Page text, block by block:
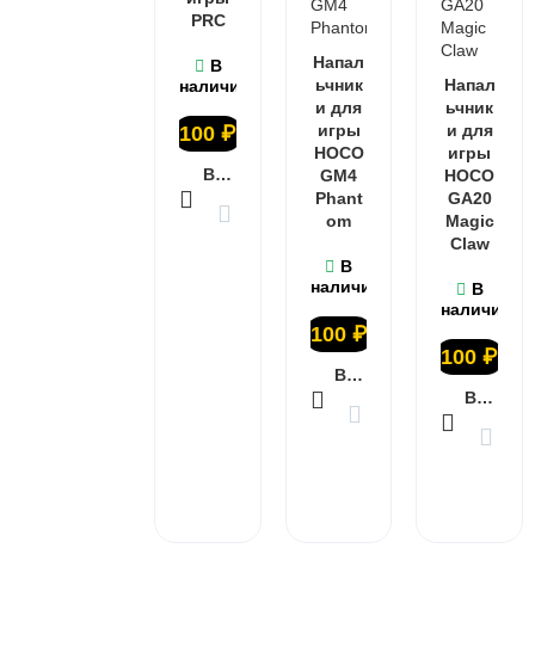
PRC
В
наличии
100₽
В КОРЗИНУ
Напал
ьчник
и для
игры
HOCO
GM4
Phant
om
В
наличии
100 ₽
В КОРЗИНУ
Напал
ьчник
и для
игры
HOCO
GA20
Magic
Claw
В
наличии
100₽
В КОРЗИНУ